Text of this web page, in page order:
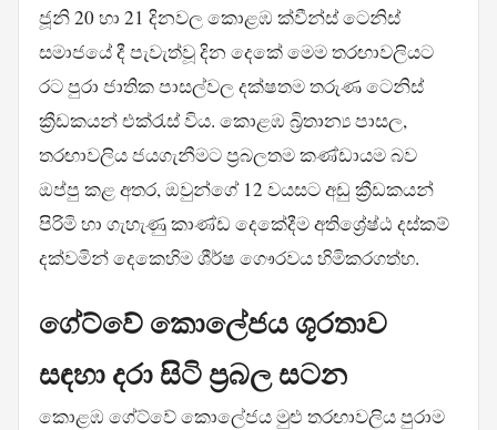
ජූනි 20 හා 21 දිනවල කොළඹ ක්වීන්ස් ටෙනිස්
සමාජයේ දී පැවැත්වූ දින දෙකේ මෙම තරඟාවලියට
රට පුරා ජාතික පාසල්වල දක්ෂතම තරුණ ටෙනිස්
ක්‍රීඩකයන් එක්රැස් විය. කොළඹ බ්‍රිතාන්‍ය පාසල,
තරඟාවලිය ජයගැනීමට ප්‍රබලතම කණ්ඩායම බව
ඔප්පු කළ අතර, ඔවුන්ගේ 12 වයසට අඩු ක්‍රීඩකයන්
පිරිමි හා ගැහැණු කාණ්ඩ දෙකේදීම අතිශ්‍රේෂ්ඨ දස්කම්
දක්වමින් දෙකෙහිම ශීර්ෂ ගෞරවය හිමිකරගත්හ.
ගේට්වේ කොලේජය ශූරතාව
සඳහා දරා සිටි ප්‍රබල සටන
කොළඹ ගේට්වේ කොලේජය මුළු තරඟාවලිය පුරාම